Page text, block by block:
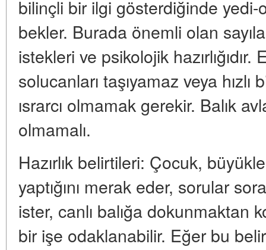
bilinçli bir ilgi gösterdiğinde yedi-
bekler. Burada önemli olan
istekleri ve psikolojik
solucanları taşıyamaz veya
ısrarcı olmamak gerekir. Balık
olmamalı.
Hazırlık belirtileri: Çocuk,
yaptığını merak eder, sorular
ister, canlı balığa dokunmaktan
bir işe odaklanabilir. Eğer bu